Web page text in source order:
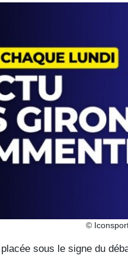
©
sous le signe du